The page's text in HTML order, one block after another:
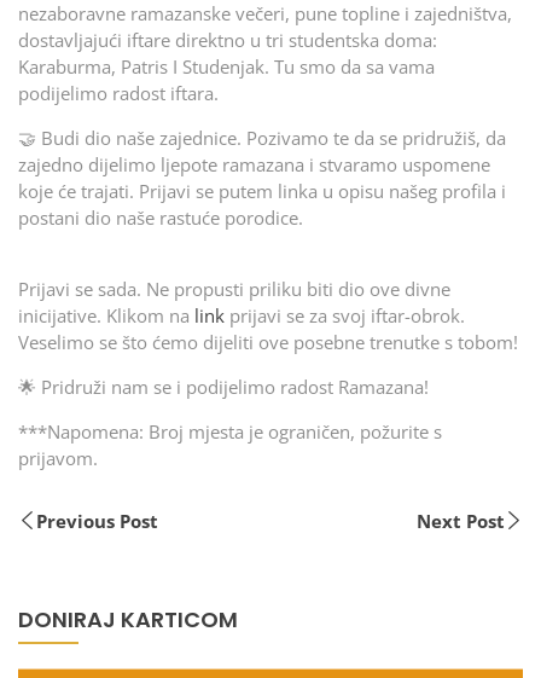
nezaboravne ramazanske večeri, pune topline i zajedništva,
dostavljajući iftare direktno u tri studentska doma:
Karaburma, Patris I Studenjak. Tu smo da sa vama
podijelimo radost iftara.
🤝 Budi dio naše zajednice. Pozivamo te da se pridružiš, da
zajedno dijelimo ljepote ramazana i stvaramo uspomene
koje će trajati. Prijavi se putem linka u opisu našeg profila i
postani dio naše rastuće porodice.
Prijavi se sada. Ne propusti priliku biti dio ove divne
inicijative. Klikom na link prijavi se za svoj iftar-obrok.
Veselimo se što ćemo dijeliti ove posebne trenutke s tobom!
🌟 Pridruži nam se i podijelimo radost Ramazana!
***Napomena: Broj mjesta je ograničen, požurite s
prijavom.
Previous Post Next Post
DONIRAJ KARTICOM